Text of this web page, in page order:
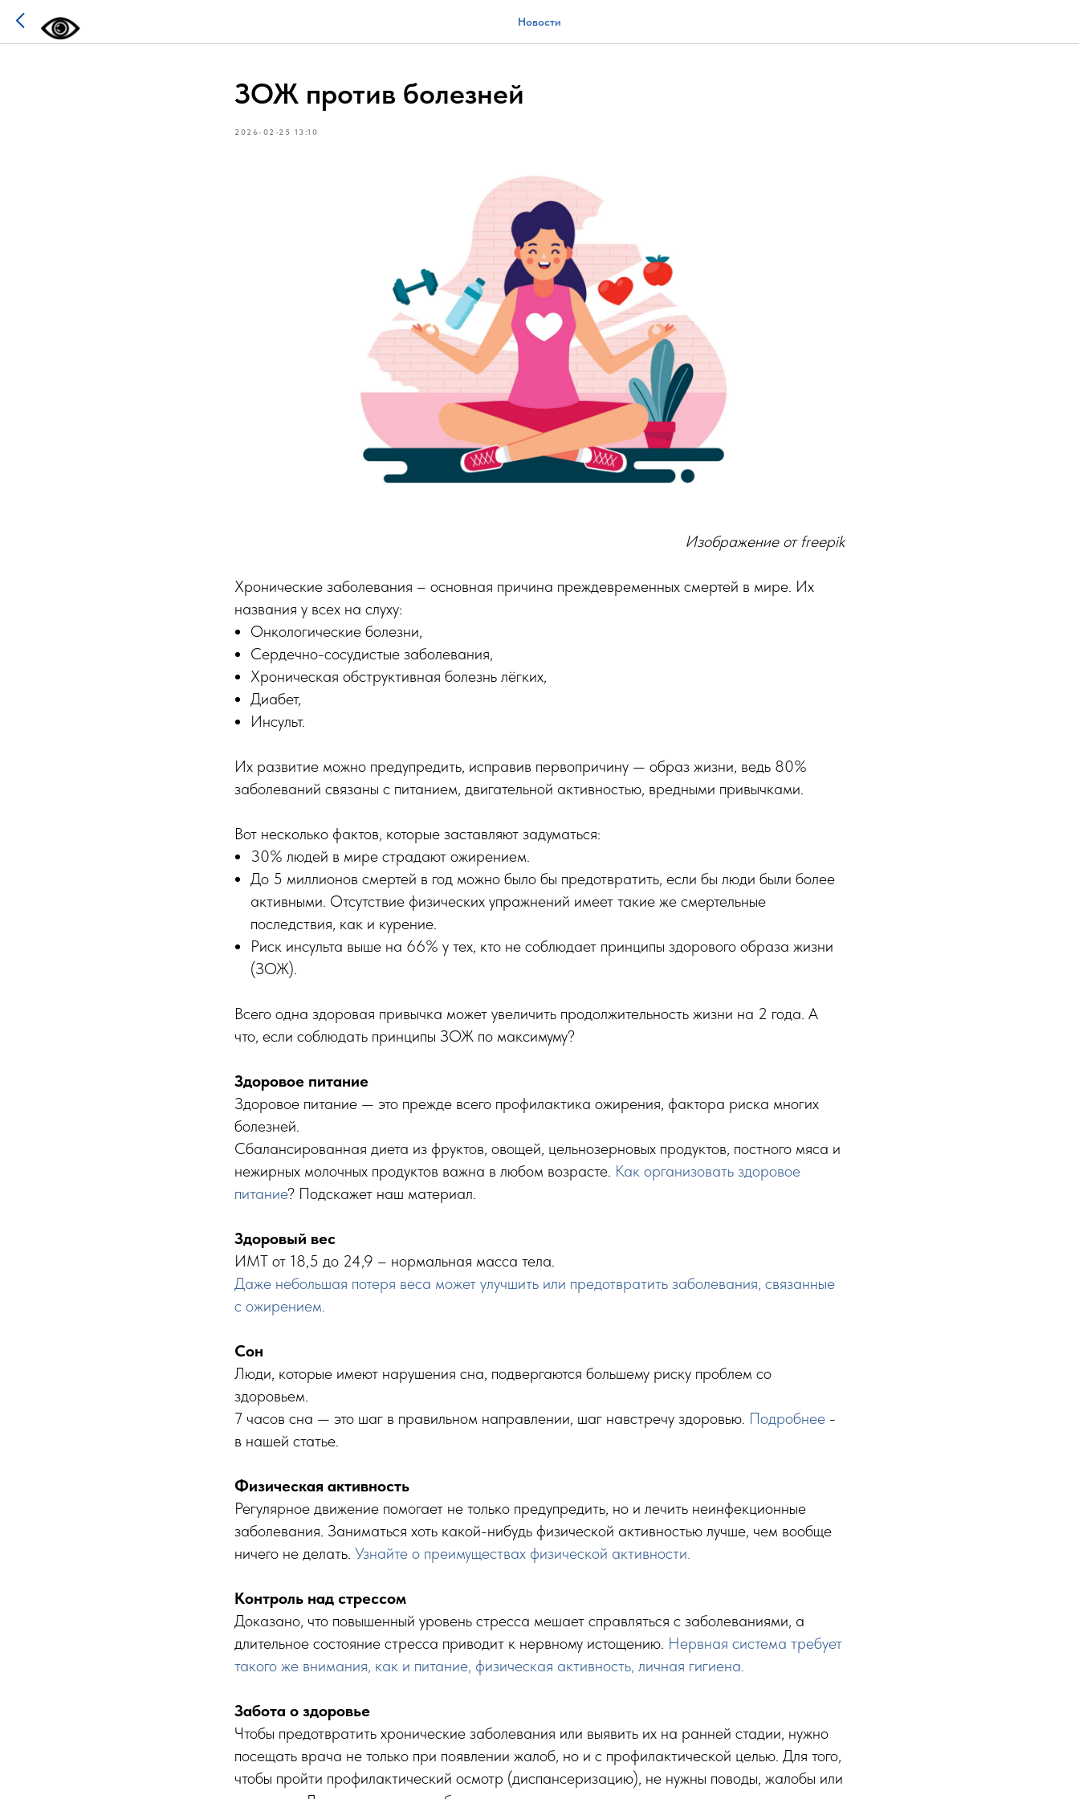
Новости
ЗОЖ против болезней
2026-02-25 13:10
Изображение от freepik
Хронические заболевания – основная причина преждевременных смертей в мире. Их
названия у всех на слуху:
Онкологические болезни,
Сердечно-сосудистые заболевания,
Хроническая обструктивная болезнь лёгких,
Диабет,
Инсульт.
Их развитие можно предупредить, исправив первопричину — образ жизни, ведь 80%
заболеваний связаны с питанием, двигательной активностью, вредными привычками.
Вот несколько фактов, которые заставляют задуматься:
30% людей в мире страдают ожирением.
До 5 миллионов смертей в год можно было бы предотвратить, если бы люди были более
активными. Отсутствие физических упражнений имеет такие же смертельные
последствия, как и курение.
Риск инсульта выше на 66% у тех, кто не соблюдает принципы здорового образа жизни
(ЗОЖ).
Всего одна здоровая привычка может увеличить продолжительность жизни на 2 года. А
что, если соблюдать принципы ЗОЖ по максимуму?
Здоровое питание
Здоровое питание — это прежде всего профилактика ожирения, фактора риска многих
болезней.
Сбалансированная диета из фруктов, овощей, цельнозерновых продуктов, постного мяса и
нежирных молочных продуктов важна в любом возрасте. Как организовать здоровое
питание? Подскажет наш материал.
Здоровый вес
ИМТ от 18,5 до 24,9 – нормальная масса тела.
Даже небольшая потеря веса может улучшить или предотвратить заболевания, связанные
с ожирением.
Сон
Люди, которые имеют нарушения сна, подвергаются большему риску проблем со
здоровьем.
7 часов сна — это шаг в правильном направлении, шаг навстречу здоровью. Подробнее -
в нашей статье.
Физическая активность
Регулярное движение помогает не только предупредить, но и лечить неинфекционные
заболевания. Заниматься хоть какой-нибудь физической активностью лучше, чем вообще
ничего не делать. Узнайте о преимуществах физической активности.
Контроль над стрессом
Доказано, что повышенный уровень стресса мешает справляться с заболеваниями, а
длительное состояние стресса приводит к нервному истощению. Нервная система требует
такого же внимания, как и питание, физическая активность, личная гигиена.
Забота о здоровье
Чтобы предотвратить хронические заболевания или выявить их на ранней стадии, нужно
посещать врача не только при появлении жалоб, но и с профилактической целью. Для того,
чтобы пройти профилактический осмотр (диспансеризацию), не нужны поводы, жалобы или